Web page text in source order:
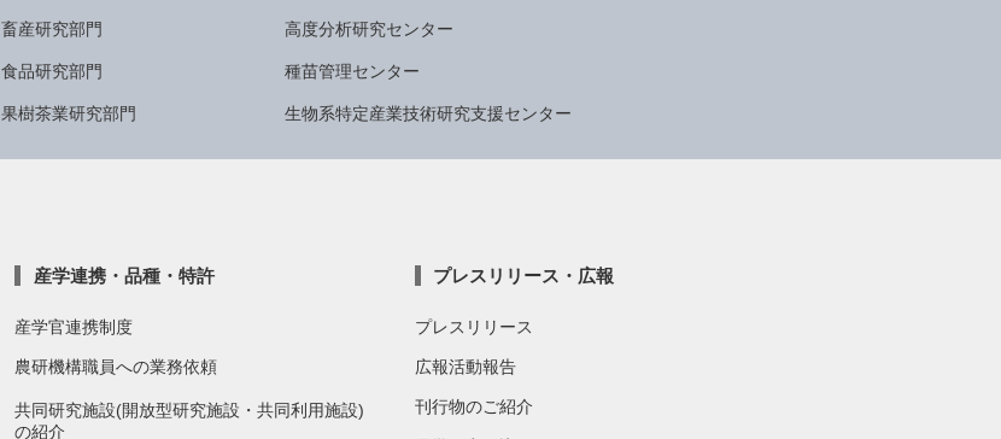
畜産研究部門
食品研究部門
果樹茶業研究部門
高度分析研究センター
種苗管理センター
生物系特定産業技術研究支援センター
産学連携・品種・特許
産学官連携制度
農研機構職員への業務依頼
共同研究施設(開放型研究施設・共同利用施設)
の紹介
プレスリリース・広報
プレスリリース
広報活動報告
刊行物のご紹介